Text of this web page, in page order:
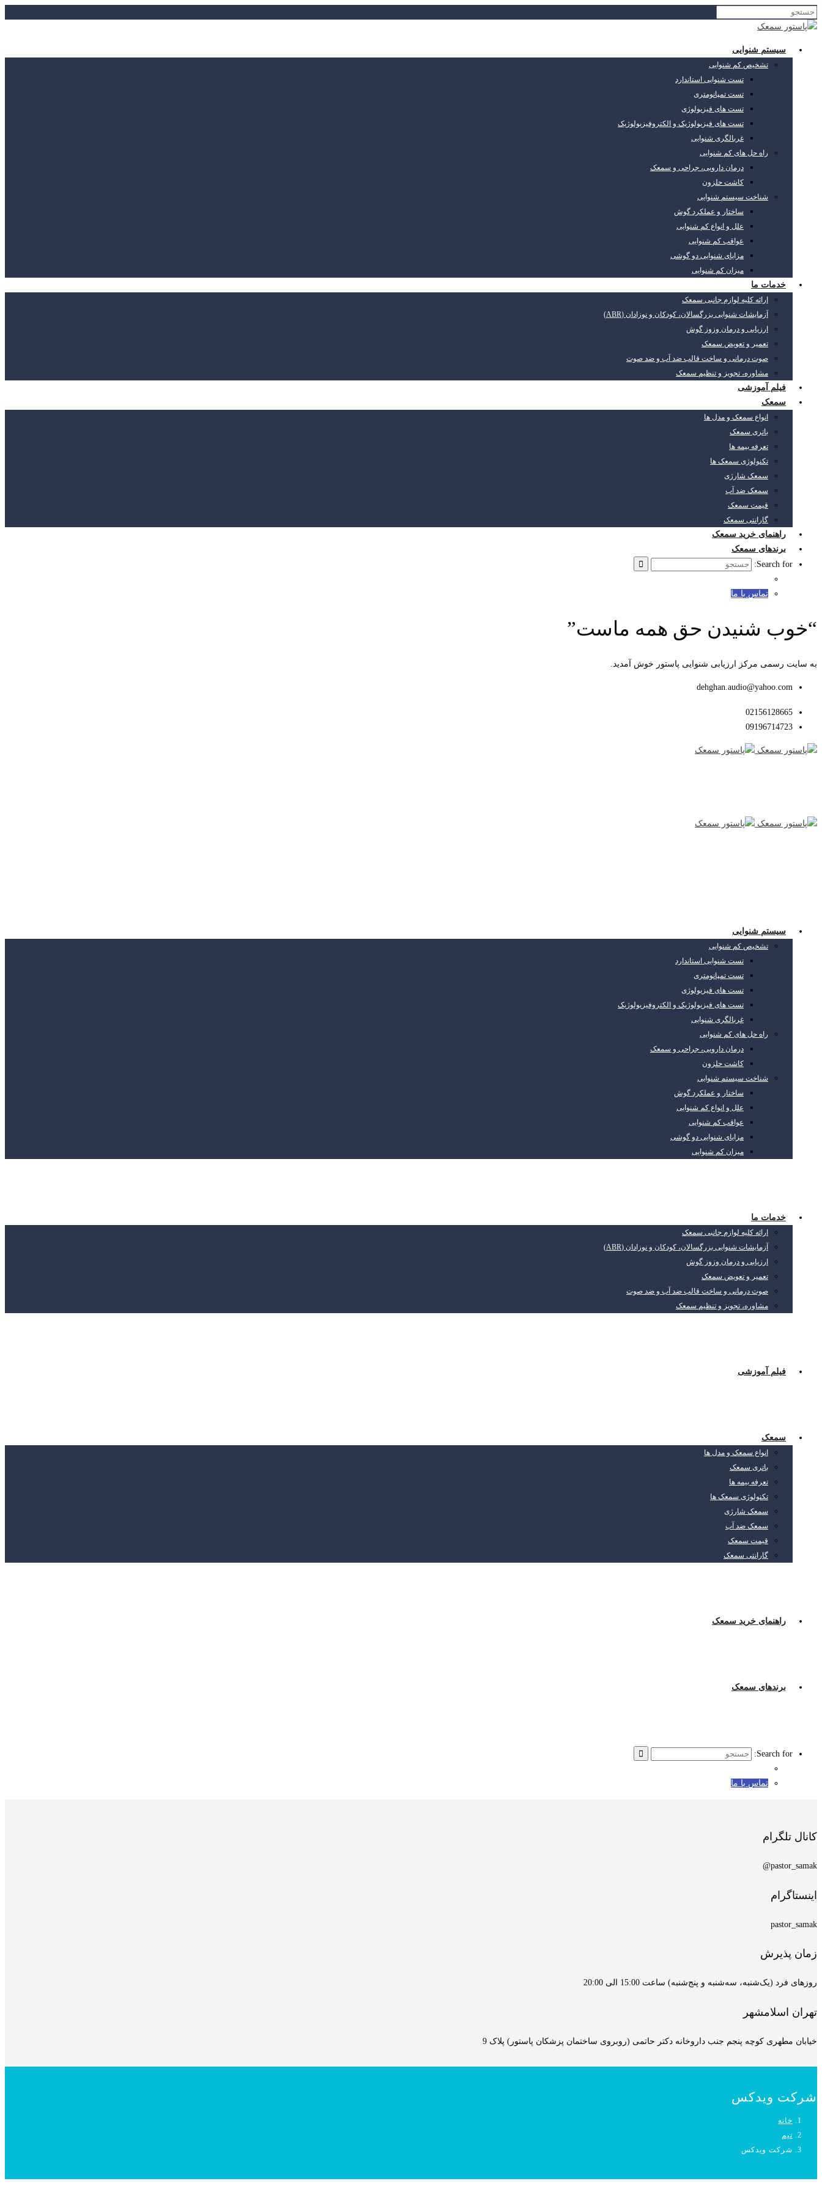
سیستم شنوایی
تشخیص کم شنوایی
تست شنوایی استاندارد
تست تمپانومتری
تست های فیزیولوژی
تست های فیزیولوژیک و الکتروفیزیولوژیک
غربالگری شنوایی
راه حل های کم شنوایی
درمان دارویی، جراحی و سمعک
کاشت حلزون
شناخت سیستم شنوایی
ساختار و عملکرد گوش
علل و انواع کم شنوایی
عواقب کم شنوایی
مزایای شنوایی دو گوشی
میزان کم شنوایی
خدمات ما
ارائه کلیه لوازم جانبی سمعک
آزمایشات شنوایی بزرگسالان، کودکان و نوزادان (ABR)
ارزیابی و درمان وزوز گوش
تعمیر و تعویض سمعک
صوت درمانی و ساخت قالب ضد آب و ضد صوت
مشاوره، تجویز و تنظیم سمعک
فیلم آموزشی
سمعک
انواع سمعک و مدل ها
باتری سمعک
تعرفه بیمه ها
تکنولوژی سمعک ها
سمعک شارژی
سمعک ضد آب
قیمت سمعک
گارانتی سمعک
راهنمای خرید سمعک
برندهای سمعک
Search for:
تماس با ما
“خوب شنیدن حق همه ماست”
به سایت رسمی مرکز ارزیابی شنوایی پاستور خوش آمدید.
dehghan.audio@yahoo.com
02156128665
09196714723
سیستم شنوایی
تشخیص کم شنوایی
تست شنوایی استاندارد
تست تمپانومتری
تست های فیزیولوژی
تست های فیزیولوژیک و الکتروفیزیولوژیک
غربالگری شنوایی
راه حل های کم شنوایی
درمان دارویی، جراحی و سمعک
کاشت حلزون
شناخت سیستم شنوایی
ساختار و عملکرد گوش
علل و انواع کم شنوایی
عواقب کم شنوایی
مزایای شنوایی دو گوشی
میزان کم شنوایی
خدمات ما
ارائه کلیه لوازم جانبی سمعک
آزمایشات شنوایی بزرگسالان، کودکان و نوزادان (ABR)
ارزیابی و درمان وزوز گوش
تعمیر و تعویض سمعک
صوت درمانی و ساخت قالب ضد آب و ضد صوت
مشاوره، تجویز و تنظیم سمعک
فیلم آموزشی
سمعک
انواع سمعک و مدل ها
باتری سمعک
تعرفه بیمه ها
تکنولوژی سمعک ها
سمعک شارژی
سمعک ضد آب
قیمت سمعک
گارانتی سمعک
راهنمای خرید سمعک
برندهای سمعک
Search for:
تماس با ما
کانال تلگرام
pastor_samak@
اینستاگرام
pastor_samak
زمان پذیرش
روزهای فرد (یک‌شنبه، سه‌شنبه و پنج‌شنبه) ساعت 15:00 الی 20:00
تهران اسلامشهر
خیابان مطهری کوچه پنجم جنب داروخانه دکتر حاتمی (روبروی ساختمان پزشکان پاستور) پلاک 9
شرکت ویدکس
خانه
تیم
شرکت ویدکس